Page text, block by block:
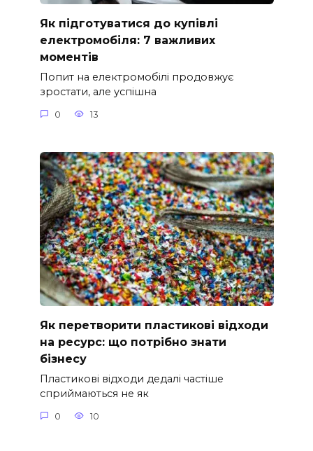
Як підготуватися до купівлі
електромобіля: 7 важливих
моментів
Попит на електромобілі продовжує
зростати, але успішна
0 13
Як перетворити пластикові відходи
на ресурс: що потрібно знати
бізнесу
Пластикові відходи дедалі частіше
сприймаються не як
0 10